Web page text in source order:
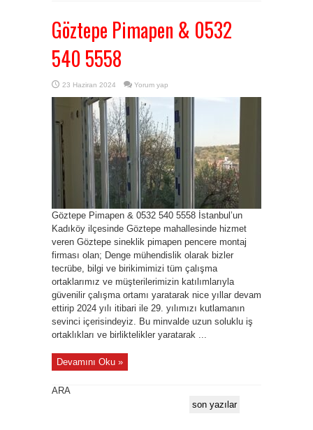
Göztepe Pimapen & 0532
540 5558
23 Haziran 2024 Yorum yap
Göztepe Pimapen & 0532 540 5558 İstanbul’un
Kadıköy ilçesinde Göztepe mahallesinde hizmet
veren Göztepe sineklik pimapen pencere montaj
firması olan; Denge mühendislik olarak bizler
tecrübe, bilgi ve birikimimizi tüm çalışma
ortaklarımız ve müşterilerimizin katılımlarıyla
güvenilir çalışma ortamı yaratarak nice yıllar devam
ettirip 2024 yılı itibari ile 29. yılımızı kutlamanın
sevinci içerisindeyiz. Bu minvalde uzun soluklu iş
ortaklıkları ve birliktelikler yaratarak ...
Devamını Oku »
ARA
son yazılar